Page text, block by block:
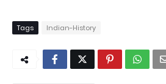
Tags Indian-History